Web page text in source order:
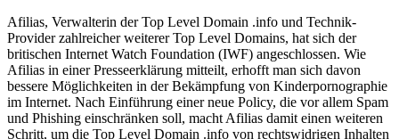
Afilias, Verwalterin der Top Level Domain .info und Technik-
Provider zahlreicher weiterer Top Level Domains, hat sich der
britischen Internet Watch Foundation (IWF) angeschlossen. Wie
Afilias in einer Presseerklärung mitteilt, erhofft man sich davon
bessere Möglichkeiten in der Bekämpfung von Kinderpornographie
im Internet. Nach Einführung einer neue Policy, die vor allem Spam
und Phishing einschränken soll, macht Afilias damit einen weiteren
Schritt, um die Top Level Domain .info von rechtswidrigen Inhalten